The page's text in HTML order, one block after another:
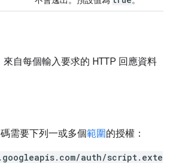
來自每個輸入要求的 HTTP 回應資料
需要下列一或多個範圍的授權：
auth/script.exte